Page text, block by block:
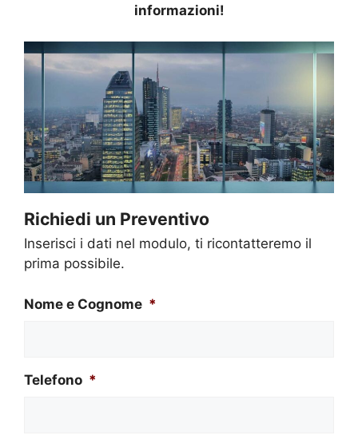
informazioni!
Richiedi un Preventivo
Inserisci i dati nel modulo, ti ricontatteremo il
prima possibile.
Nome e Cognome *
Telefono *